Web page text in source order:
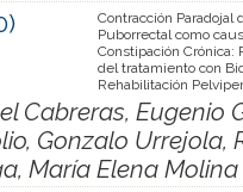
Contracción Paradojal
Puborrectal como
Constipación Crónica:
del tratamiento con
Rehabilitación
Cabreras, Eugenio
Gonzalo Urrejola,
María Elena Molina